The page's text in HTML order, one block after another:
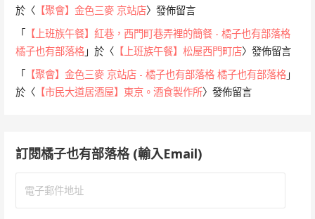
於〈 【聚會】金色三麥 京站店〉發佈留言
「 【上班族午餐】紅巷，西門町巷弄裡的簡餐 - 橘子也有部落格
橘子也有部落格 」於〈 【上班族午餐】松屋西門町店〉發佈留言
「 【聚會】金色三麥 京站店 - 橘子也有部落格 橘子也有部落格 」
於〈 【市民大道居酒屋】東京。酒食製作所〉發佈留言
訂閱橘子也有部落格 (輸入Email)